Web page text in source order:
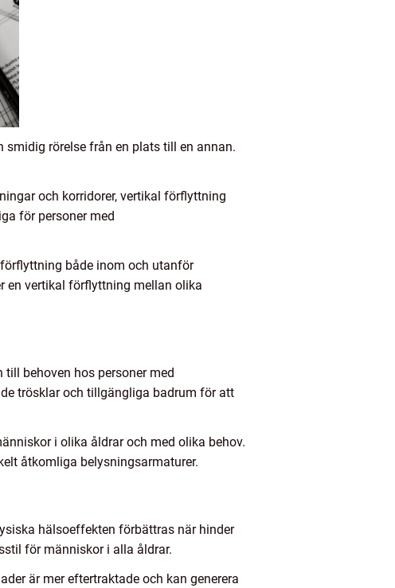
rörelse från en plats till en annan.
och korridorer, vertikal förflyttning
för personer med
både inom och utanför
en vertikal förflyttning mellan olika
behoven hos personer med
trösklar och tillgängliga badrum för att
i olika åldrar och med olika behov.
åtkomliga belysningsarmaturer.
hälsoeffekten förbättras när hinder
för människor i alla åldrar.
är mer eftertraktade och kan generera